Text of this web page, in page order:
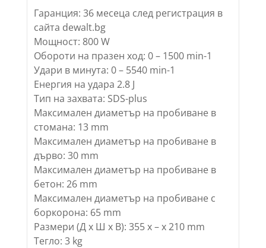
Гаранция: 36 месеца след регистрация в
сайта dewalt.bg
Мощност: 800 W
Обороти на празен ход: 0 – 1500 min-1
Удари в минута: 0 – 5540 min-1
Енергия на удара 2.8 J
Тип на захвата: SDS-plus
Максимален диаметър на пробиване в
стомана: 13 mm
Максимален диаметър на пробиване в
дърво: 30 mm
Максимален диаметър на пробиване в
бетон: 26 mm
Максимален диаметър на пробиване с
боркорона: 65 mm
Размери (Д х Ш х В): 355 x – x 210 mm
Тегло: 3 kg